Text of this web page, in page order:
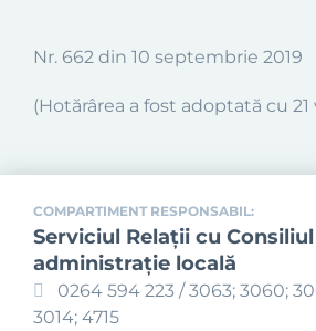
Nr. 662 din 10 septembrie 2019
(Hotărârea a fost adoptată cu 21
COMPARTIMENT RESPONSABIL:
Serviciul Relaţii cu
administraţie locală
0264 594 223 / 3063; 3060;
3014; 4715